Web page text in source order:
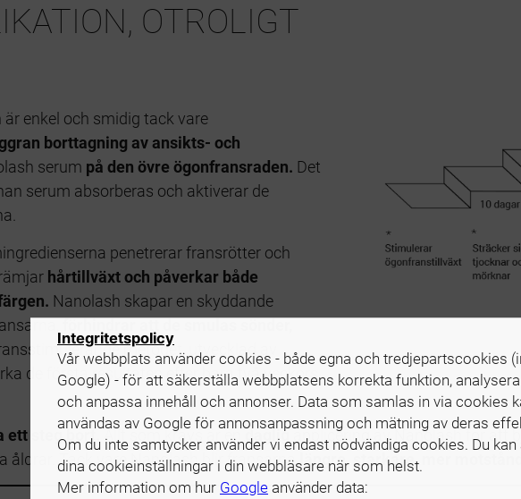
OTROLIGT
enkel och smidig tack vare
borttagning av ansikts- och
serum på den övre ögonfransraden. Det
serum absorberas och aktiverar de
penetrerar fransrötter och
hårtillväxt och påverkar både
Nanolash skapar en skyddande
förhindrar att de smulas sönder,
metodet, utvecklad av
de första resultaten efter bara två veckors
ett steg bort.Allt som krävs är endagligapplicering av Nanolash för att
åldrar. Tack vare Nanolash blir fransarnalängre, starkare, mer
Integritetspolicy
Vår webbplats använder cookies - både egna och tredjepartscookies
Google) - för att säkerställa webbplatsens korrekta funktion,
och anpassa innehåll och annonser. Data som samlas in via cookies
användas av Google för annonsanpassning och mätning av deras
Om du inte samtycker använder vi endast nödvändiga cookies. Du kan
dina cookieinställningar i din webbläsare när som helst.
Mer information om hur Google använder data: